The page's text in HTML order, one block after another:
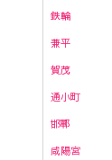
鉄輪
兼平
賀茂
通小町
邯鄲
咸陽宮